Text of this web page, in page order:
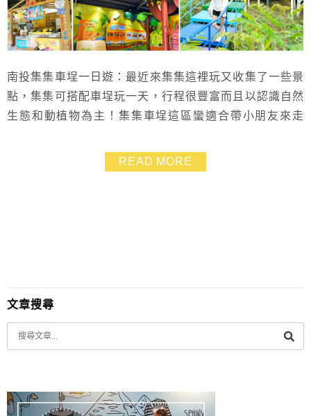
南投集集車埕一日遊：最近來集集這裡玩又收集了一些景
點，集集可搭配車埕玩一天，行程很豐富而且以認識自然
生態和動植物為主！集集車埕這區蠻適合帶小朋友來走
高了，幾乎都是南投免費景點，大人小孩都滿意！
READ MORE
文章搜尋